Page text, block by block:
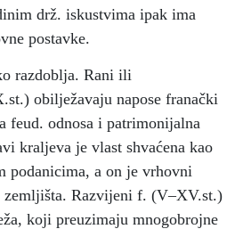
drž. iskustvima ipak ima
postavke.
razdoblja. Rani ili
obilježavaju napose franački
feud. odnosa i patrimonijalna
kraljeva je vlast shvaćena kao
podanicima, a on je vrhovni
zemljišta. Razvijeni f. (V–XV.st.)
koji preuzimaju mnogobrojne